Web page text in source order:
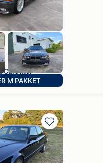
M PAKKET
Cars Mol
Bewaren
in
Mijn
Favorieten